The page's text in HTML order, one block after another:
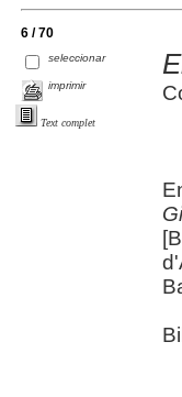
6 / 70
seleccionar
imprimir
Text complet